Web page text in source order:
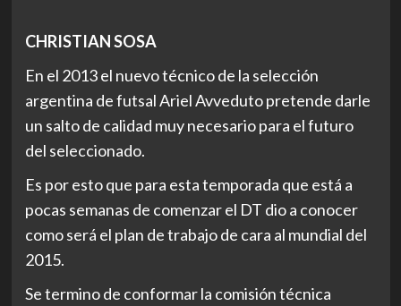
CHRISTIAN SOSA
En el 2013 el nuevo técnico de la selección
argentina de futsal Ariel Avveduto pretende darle
un salto de calidad muy necesario para el futuro
del seleccionado.
Es por esto que para esta temporada que está a
pocas semanas de comenzar el DT dio a conocer
como será el plan de trabajo de cara al mundial del
2015.
Se termino de conformar la comisión técnica